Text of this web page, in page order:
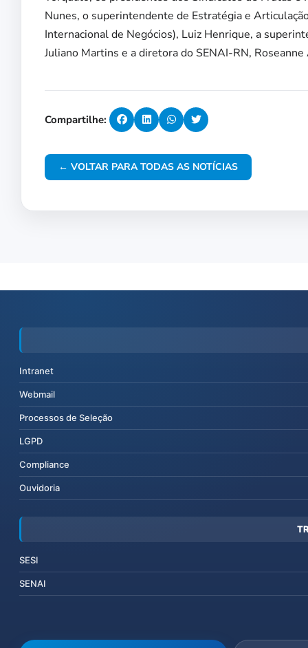
Nunes, o superintendente de Estratégia e
Internacional de Negócios), Luiz Henrique, a
Juliano Martins e a diretora do SENAI-RN, Roseanne
Compartilhe:
← VOLTAR PARA TODAS AS NOTÍCIAS
Intranet
Webmail
Processos de Seleção
LGPD
Compliance
Ouvidoria
SESI
SENAI